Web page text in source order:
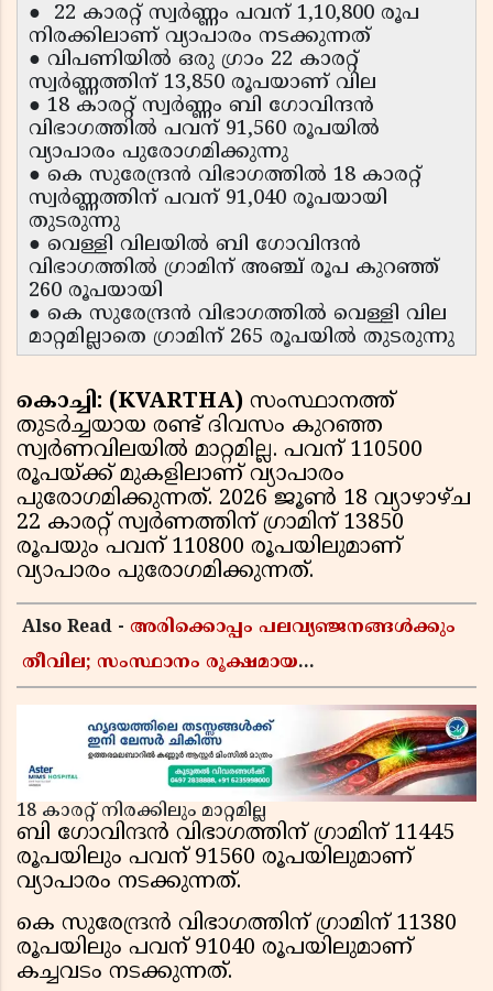
● 22 കാരറ്റ് സ്വർണ്ണം പവന് 1,10,800 രൂപ
നിരക്കിലാണ് വ്യാപാരം നടക്കുന്നത്
● വിപണിയിൽ ഒരു ഗ്രാം 22 കാരറ്റ്
സ്വർണ്ണത്തിന് 13,850 രൂപയാണ് വില
● 18 കാരറ്റ് സ്വർണ്ണം ബി ഗോവിന്ദൻ
വിഭാഗത്തിൽ പവന് 91,560 രൂപയിൽ
വ്യാപാരം പുരോഗമിക്കുന്നു
● കെ സുരേന്ദ്രൻ വിഭാഗത്തിൽ 18 കാരറ്റ്
സ്വർണ്ണത്തിന് പവന് 91,040 രൂപയായി
തുടരുന്നു
● വെള്ളി വിലയിൽ ബി ഗോവിന്ദൻ
വിഭാഗത്തിൽ ഗ്രാമിന് അഞ്ച് രൂപ കുറഞ്ഞ്
260 രൂപയായി
● കെ സുരേന്ദ്രൻ വിഭാഗത്തിൽ വെള്ളി വില
മാറ്റമില്ലാതെ ഗ്രാമിന് 265 രൂപയിൽ തുടരുന്നു
കൊച്ചി: (KVARTHA) സംസ്ഥാനത്ത്
തുടർച്ചയായ രണ്ട് ദിവസം കുറഞ്ഞ
സ്വർണവിലയിൽ മാറ്റമില്ല. പവന് 110500
രൂപയ്ക്ക് മുകളിലാണ് വ്യാപാരം
പുരോഗമിക്കുന്നത്. 2026 ജൂൺ 18 വ്യാഴാഴ്ച
22 കാരറ്റ് സ്വർണത്തിന് ഗ്രാമിന് 13850
രൂപയും പവന് 110800 രൂപയിലുമാണ്
വ്യാപാരം പുരോഗമിക്കുന്നത്.
Also Read - അരിക്കൊപ്പം പലവ്യഞ്ജനങ്ങൾക്കും
തീവില; സംസ്ഥാനം രൂക്ഷമായ
18 കാരറ്റ് നിരക്കിലും മാറ്റമില്ല
ബി ഗോവിന്ദൻ വിഭാഗത്തിന് ഗ്രാമിന് 11445
രൂപയിലും പവന് 91560 രൂപയിലുമാണ്
വ്യാപാരം നടക്കുന്നത്.
കെ സുരേന്ദ്രൻ വിഭാഗത്തിന് ഗ്രാമിന് 11380
രൂപയിലും പവന് 91040 രൂപയിലുമാണ്
കച്ചവടം നടക്കുന്നത്.